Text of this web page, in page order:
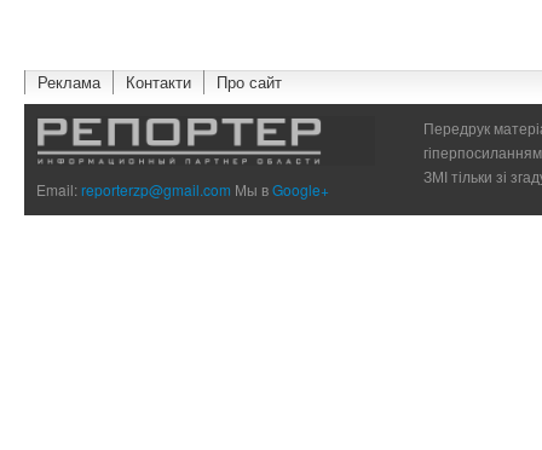
Реклама Контакти Про сайт
Email:reporterzp@gmail.com Мы вGoogle+
Передрук
ЗМІ тільки зі